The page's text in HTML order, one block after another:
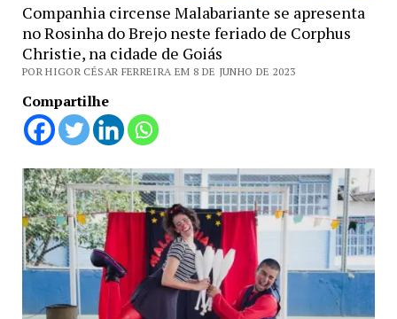
Companhia circense Malabariante se apresenta
no Rosinha do Brejo neste feriado de Corphus
Christie, na cidade de Goiás
POR HIGOR CÉSAR FERREIRA EM 8 DE JUNHO DE 2023
Compartilhe